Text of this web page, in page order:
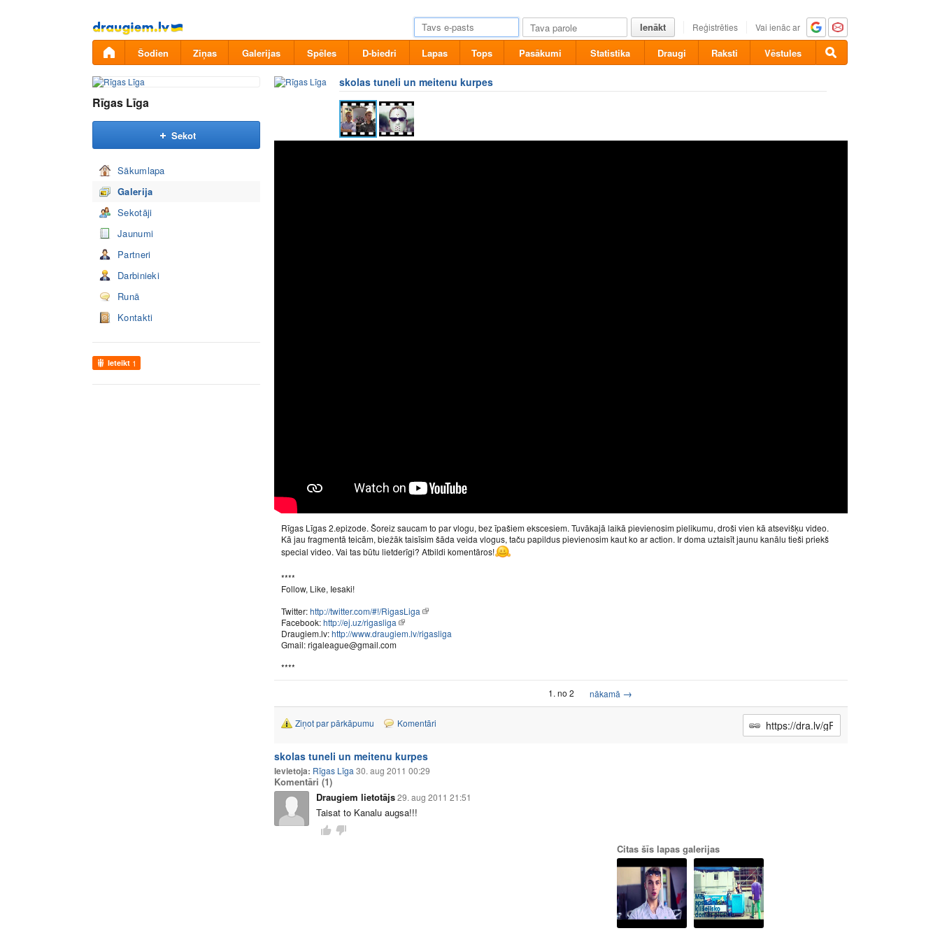
Pāriet
uz
saturu
Ienākt Reģistrēties Vai ienāc ar
Šodien Ziņas Galerijas Spēles D-biedri Lapas Tops Pasākumi Statistika Draugi Raksti Vēstules
Rīgas Līga
Sekot
Sākumlapa
Galerija
Sekotāji
Jaunumi
Partneri
Darbinieki
Runā
Kontakti
Ieteikt 1
skolas tuneli un meitenu kurpes
Rīgas Līgas 2.epizode. Šoreiz saucam to par vlogu, bez īpašiem ekscesiem. Tuvākajā laikā pievienosim pielikumu, droši vien kā atsevišķu video.
Kā jau fragmentā teicām, biežāk taisīsim šāda veida vlogus, taču papildus pievienosim kaut ko ar action. Ir doma uztaisīt jaunu kanālu tieši priekš
special video. Vai tas būtu lietderīgi? Atbildi komentāros!
****
Follow, Like, Iesaki!
Twitter:http://twitter.com/#!/RigasLiga
Facebook:http://ej.uz/rigasliga
Draugiem.lv:http://www.draugiem.lv/rigasliga
Gmail: rigaleague@gmail.com
****
1. no 2 nākamā →
Ziņot par pārkāpumu Komentāri
skolas tuneli un meitenu kurpes
Ievietoja: Rīgas Līga 30. aug 2011 00:29
Komentāri (1)
Draugiem lietotājs29. aug 2011 21:51
Taisat to Kanalu augsa!!!
Citas šīs lapas galerijas